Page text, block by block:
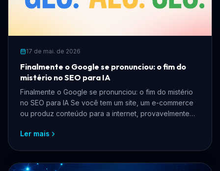
17 de mai. de 2026
Finalmente o Google se pronunciou: o fim do
mistério no SEO para IA
Finalmente o Google se pronunciou: o fim do mistério
no SEO para IA Se você tem um site, um e-commerce
ou produz conteúdo para a internet, provavelmente
Ler mais